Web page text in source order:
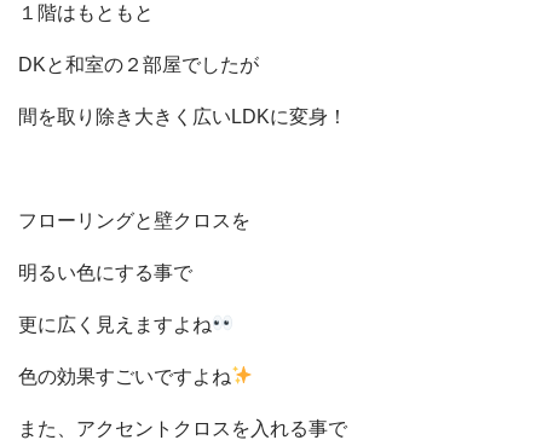
１階はもともと
DKと和室の２部屋でしたが
間を取り除き大きく広いLDKに変身！
フローリングと壁クロスを
明るい色にする事で
更に広く見えますよね
色の効果すごいですよね
また、アクセントクロスを入れる事で